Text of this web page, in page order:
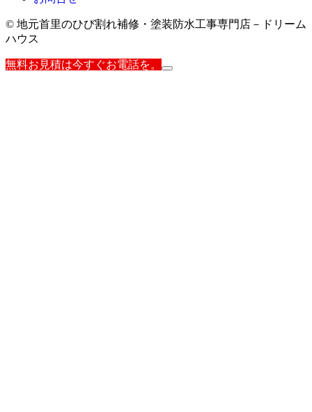
© 地元首里のひび割れ補修・塗装防水工事専門店－ドリーム
ハウス
無料お見積は今すぐお電話を。